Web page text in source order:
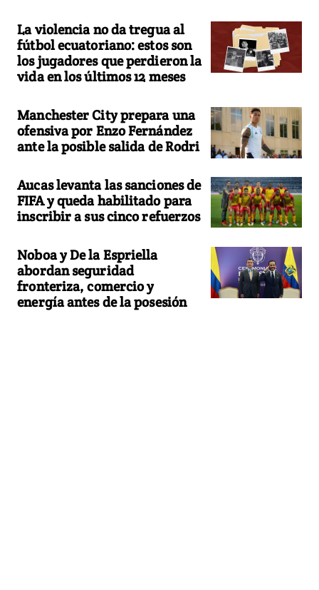
La violencia no da tregua al
fútbol ecuatoriano: estos son
los jugadores que perdieron la
vida en los últimos 12 meses
Manchester City prepara una
ofensiva por Enzo Fernández
ante la posible salida de Rodri
Aucas levanta las sanciones de
FIFA y queda habilitado para
inscribir a sus cinco refuerzos
Noboa y De la Espriella
abordan seguridad
fronteriza, comercio y
energía antes de la posesión